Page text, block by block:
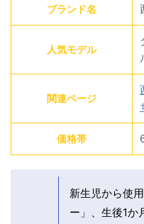
ブランド名
人気モデル
関連ページ
価格帯
新生児から使
ー」、生後1か